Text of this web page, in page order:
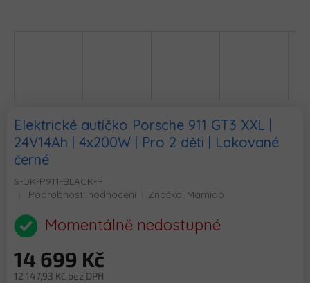
Elektrické autíčko Porsche 911 GT3 XXL |
24V14Ah | 4x200W | Pro 2 děti | Lakované
černé
S-DK-P911-BLACK-P
Průměrné
produktu
je
z
5
Podrobnosti hodnocení Značka: Mamido
Momentálně nedostupné
14 699 Kč
12 147,93 Kč bez DPH